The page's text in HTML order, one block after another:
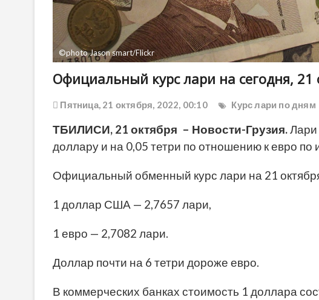
©photo Jason smart/Flickr
Официальный курс лари на сегодня, 21
Пятница, 21 октября, 2022, 00:10 Курс лари по дням
ТБИЛИСИ, 21 октября – Новости-Грузия.Лари
доллару и на 0,05 тетри по отношению к евро по
Официальный обменный курс лари на 21
1 доллар США — 2,7657 лари,
1 евро — 2,7082 лари.
Доллар почти на 6 тетри дороже евро.
В коммерческих банках стоимость 1 доллара